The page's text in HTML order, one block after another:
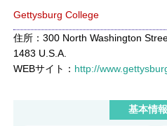
Gettysburg College
住所：300 North Washington
1483 U.S.A.
WEBサイト： http://
基本情報